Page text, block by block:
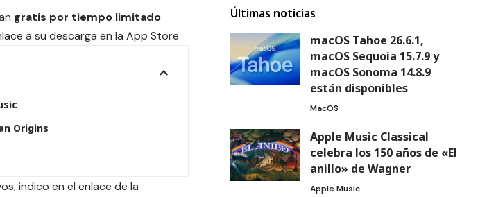
gratis por tiempo limitado
a su descarga en la App Store
Origins
indico en el enlace de la
Últimas noticias
macOS Tahoe 26.6.1,
macOS Sequoia 15.7.9 y
macOS Sonoma 14.8.9
están disponibles
MacOS
Apple Music Classical
celebra los 150 años de «El
anillo» de Wagner
Apple Music